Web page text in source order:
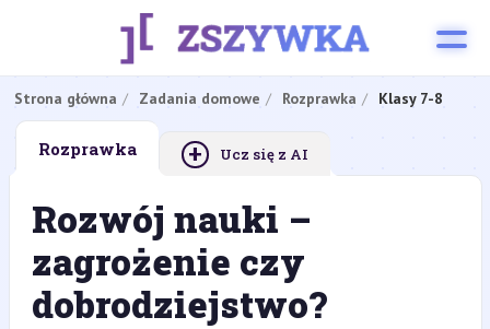
Strona główna Zadania domowe Rozprawka Klasy 7-8
Rozprawka + Ucz się z AI
Rozwój nauki –
zagrożenie czy
dobrodziejstwo?